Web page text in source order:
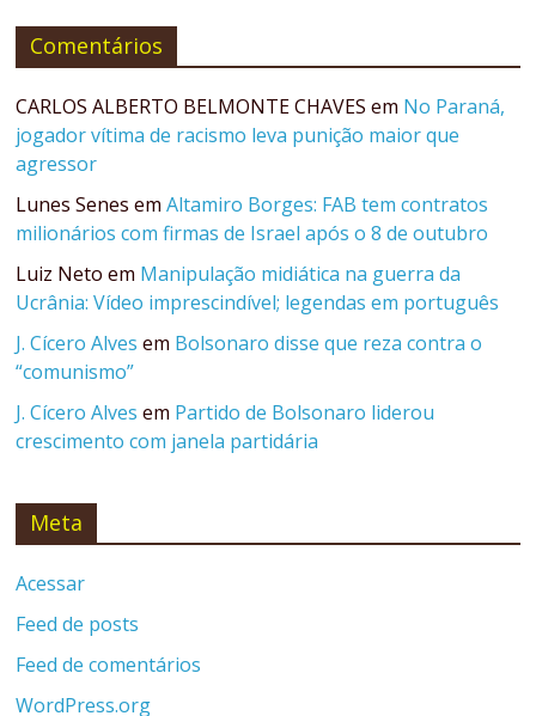
Comentários
CARLOS ALBERTO BELMONTE CHAVES em No Paraná,
jogador vítima de racismo leva punição maior que
agressor
Lunes Senes emAltamiro Borges: FAB tem contratos
milionários com firmas de Israel após o 8 de outubro
Luiz Neto em Manipulação midiática na guerra da
Ucrânia: Vídeo imprescindível; legendas em português
J. Cícero Alves em Bolsonaro disse que reza contra o
“comunismo”
J. Cícero Alves em Partido de Bolsonaro liderou
crescimento com janela partidária
Meta
Acessar
Feed de posts
Feed de comentários
WordPress.org